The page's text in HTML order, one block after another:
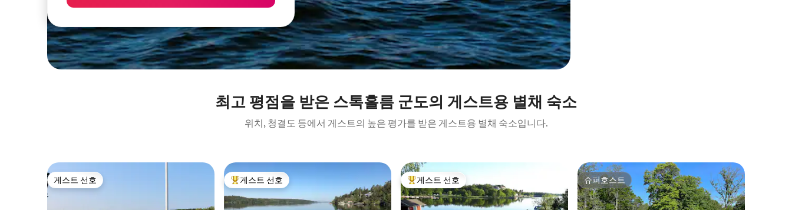
최고 평점을 받은 스톡홀름 군도의 게스트용 별채 숙소
위치, 청결도 등에서 게스트의 높은 평가를 받은 게스트용 별채 숙소입니다.
게스트 선호
게스트 선호 상위 게스트 선호
게스트 선호 상위 게스트 선호
게스트 선호 슈퍼호스트
슈퍼호스트